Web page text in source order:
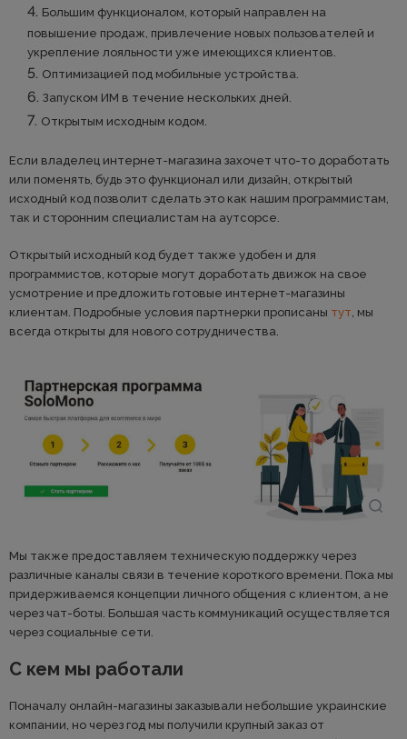
Большим функционалом, который направлен на
повышение продаж, привлечение новых пользователей и
укрепление лояльности уже имеющихся клиентов.
Оптимизацией под мобильные устройства.
Запуском ИМ в течение нескольких дней.
Открытым исходным кодом.
Если владелец интернет-магазина захочет что-то доработать
или поменять, будь это функционал или дизайн, открытый
исходный код позволит сделать это как нашим программистам,
так и сторонним специалистам на аутсорсе.
Открытый исходный код будет также удобен и для
программистов, которые могут доработать движок на свое
усмотрение и предложить готовые интернет-магазины
клиентам. Подробные условия партнерки прописаны тут , мы
всегда открыты для нового сотрудничества.
Мы также предоставляем техническую поддержку через
различные каналы связи в течение короткого времени. Пока мы
придерживаемся концепции личного общения с клиентом, а не
через чат-боты. Большая часть коммуникаций осуществляется
через социальные сети.
С кем мы работали
Поначалу онлайн-магазины заказывали небольшие украинские
компании, но через год мы получили крупный заказ от